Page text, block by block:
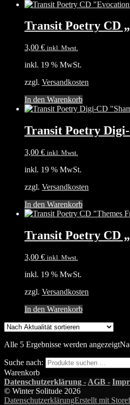
Transit Poetry CD
3,00 € inkl. Mwst.
inkl. 19 % MwSt.
zzgl. Versandkosten
In den Warenkorb
Transit Poetry Digi-
3,00 € inkl. Mwst.
inkl. 19 % MwSt.
zzgl. Versandkosten
In den Warenkorb
Transit Poetry CD
3,00 € inkl. Mwst.
inkl. 19 % MwSt.
zzgl. Versandkosten
In den Warenkorb
Alle 5 Ergebnisse werden angezeigt
Suche nach:
Warenkorb
Datenschutzerklärung - AGB -
© Winter Solitude 2026
DatenschutzerklärungErstellt mit